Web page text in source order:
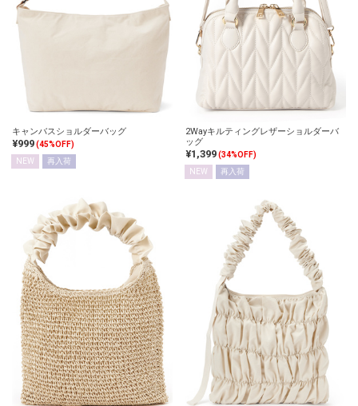
キャンバスショルダーバッグ
¥999(45%OFF)
NEW
再入荷
2Wayキルティングレザーショルダーバ
ッグ
¥1,399(34%OFF)
NEW
再入荷